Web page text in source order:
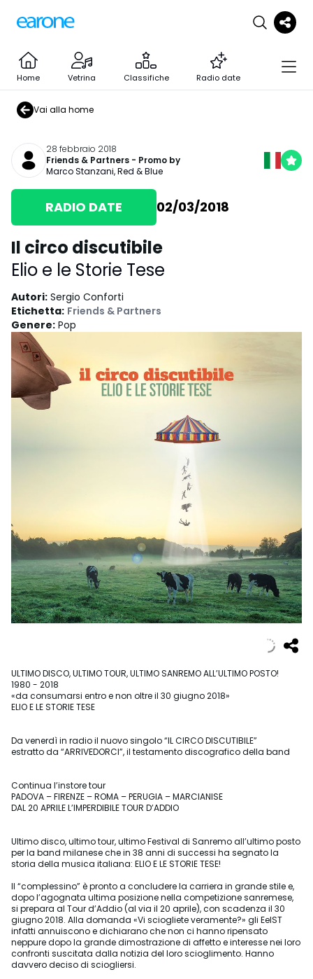
Home Vetrina Classifiche Radio date
Vai alla home
28 febbraio 2018
Friends & Partners - Promo by
Marco Stanzani,Red & Blue
RADIO DATE 02/03/2018
Il circo discutibile
Elio e le Storie Tese
Autori: Sergio Conforti
Etichetta: Friends & Partners
Genere: Pop
ULTIMO DISCO, ULTIMO TOUR, ULTIMO SANREMO ALL’ULTIMO POSTO!
1980 - 2018
«da consumarsi entro e non oltre il 30 giugno 2018»
ELIO E LE STORIE TESE
Da venerdì in radio il nuovo singolo “IL CIRCO DISCUTIBILE”
estratto da “ARRIVEDORCI”, il testamento discografico della band
Continua l’instore tour
PADOVA – FIRENZE – ROMA – PERUGIA – MARCIANISE
DAL 20 APRILE L’IMPERDIBILE TOUR D’ADDIO
Ultimo disco, ultimo tour, ultimo Festival di Sanremo all’ultimo posto
per la band milanese che in 38 anni di successi ha segnato la
storia della musica italiana: ELIO E LE STORIE TESE!
Il “complessino” è pronto a concludere la carriera in grande stile e,
dopo l’agognata ultima posizione nella competizione sanremese,
si prepara al Tour d’Addio (al via il 20 aprile), con scadenza il 30
giugno 2018. Alla domanda «Vi sciogliete veramente?» gli EelST
infatti annuiscono e dichiarano che non ci hanno ripensato
neppure dopo la grande dimostrazione di affetto e interesse nei loro
confronti suscitata dalla notizia del loro scioglimento. Hanno
davvero deciso di sciogliersi.